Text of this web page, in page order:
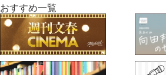
おすすめ一覧